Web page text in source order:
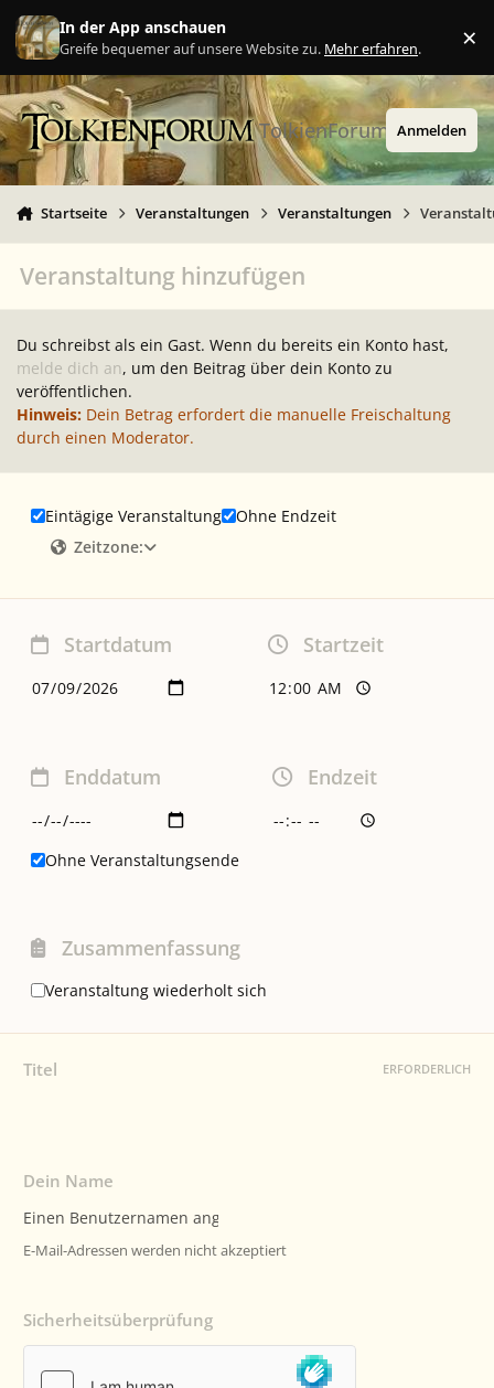
Zu Inhalt springen
In der App anschauen
Greife bequemer auf unsere Website zu. Mehr erfahren. ×
TolkienForum Anmelden
Startseite Veranstaltungen Veranstaltungen
Veranstaltung hinzufügen
Du schreibst als ein Gast. Wenn du bereits ein Konto hast,
melde dich an, um den Beitrag über dein Konto zu
veröffentlichen.
Hinweis: Dein Betrag erfordert die manuelle Freischaltung
durch einen Moderator.
Eintägige Veranstaltung
Ohne Endzeit
Zeitzone:
Startdatum Startzeit
Enddatum Endzeit
Ohne Veranstaltungsende
Zusammenfassung
Veranstaltung wiederholt sich
Titel ERFORDERLICH
Dein Name
E-Mail-Adressen werden nicht akzeptiert
Sicherheitsüberprüfung